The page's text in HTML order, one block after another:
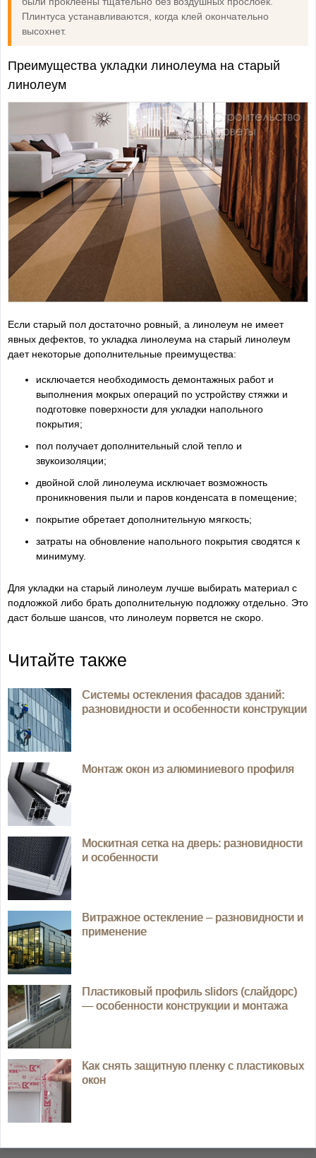
Плинтуса устанавливаются, когда клей окончательно
высохнет.
Преимущества укладки линолеума на старый
линолеум
Если старый пол достаточно ровный, а линолеум не имеет
явных дефектов, то укладка линолеума на старый линолеум
дает некоторые дополнительные преимущества:
исключается необходимость демонтажных работ и
выполнения мокрых операций по устройству стяжки и
подготовке поверхности для укладки напольного
покрытия;
пол получает дополнительный слой тепло и
звукоизоляции;
двойной слой линолеума исключает возможность
проникновения пыли и паров конденсата в помещение;
покрытие обретает дополнительную мягкость;
затраты на обновление напольного покрытия сводятся к
минимуму.
Для укладки на старый линолеум лучше выбирать материал с
подложкой либо брать дополнительную подложку отдельно. Это
даст больше шансов, что линолеум порвется не скоро.
Читайте также
Системы остекления фасадов зданий:
разновидности и особенности конструкции
Монтаж окон из алюминиевого профиля
Москитная сетка на дверь: разновидности
и особенности
Витражное остекление – разновидности и
применение
Пластиковый профиль slidors (слайдорс)
— особенности конструкции и монтажа
Как снять защитную пленку с пластиковых
окон